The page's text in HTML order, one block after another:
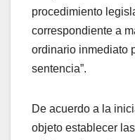
procedimiento
correspondiente a
ordinario inmediato
sentencia”.
De acuerdo a la
objeto establecer